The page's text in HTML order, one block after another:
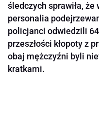
śledczych sprawiła, że
personalia
policjanci odwiedzili
przeszłości kłopoty z
obaj mężczyźni byli
kratkami.